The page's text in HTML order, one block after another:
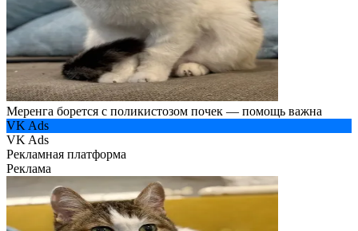
Меренга борется с поликистозом почек — помощь важна
VK Ads
VK Ads
Рекламная платформа
Реклама